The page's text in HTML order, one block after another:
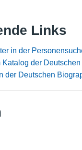
Links
in der
Katalog der
der Deutschen